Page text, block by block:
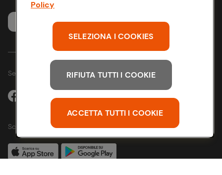
Whistleblowing
Servizio clienti
Seguici sui Social:
Scarica l'app
Policy
SELEZIONA I COOKIES
RIFIUTA TUTTI I COOKIE
ACCETTA TUTTI I COOKIE